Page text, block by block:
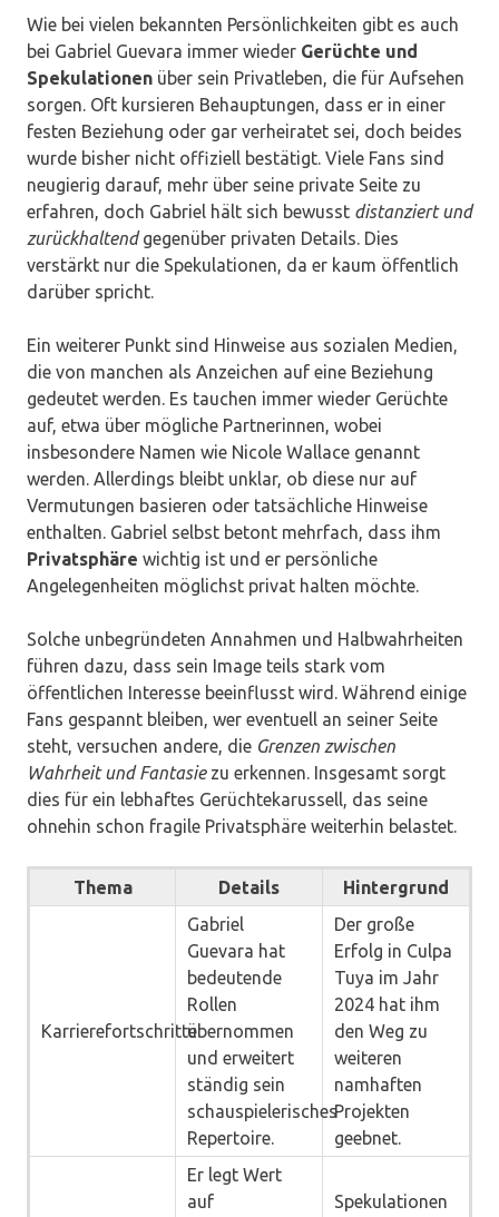
Wie bei vielen bekannten Persönlichkeiten gibt es auch
bei Gabriel Guevara immer wieder Gerüchte und
Spekulationen über sein Privatleben, die für Aufsehen
sorgen. Oft kursieren Behauptungen, dass er in einer
festen Beziehung oder gar verheiratet sei, doch beides
wurde bisher nicht offiziell bestätigt. Viele Fans sind
neugierig darauf, mehr über seine private Seite zu
erfahren, doch Gabriel hält sich bewusst distanziert und
zurückhaltendgegenüber privaten Details. Dies
verstärkt nur die Spekulationen, da er kaum öffentlich
darüber spricht.
Ein weiterer Punkt sind Hinweise aus sozialen Medien,
die von manchen als Anzeichen auf eine Beziehung
gedeutet werden. Es tauchen immer wieder Gerüchte
auf, etwa über mögliche Partnerinnen, wobei
insbesondere Namen wie Nicole Wallace genannt
werden. Allerdings bleibt unklar, ob diese nur auf
Vermutungen basieren oder tatsächliche Hinweise
enthalten. Gabriel selbst betont mehrfach, dass ihm
Privatsphäre wichtig ist und er persönliche
Angelegenheiten möglichst privat halten möchte.
Solche unbegründeten Annahmen und Halbwahrheiten
führen dazu, dass sein Image teils stark vom
öffentlichen Interesse beeinflusst wird. Während einige
Fans gespannt bleiben, wer eventuell an seiner Seite
steht, versuchen andere, die Grenzen zwischen
Wahrheit und Fantasiezu erkennen. Insgesamt sorgt
dies für ein lebhaftes Gerüchtekarussell, das seine
ohnehin schon fragile Privatsphäre weiterhin belastet.
Thema Details Hintergrund
Karrierefortschritte
Gabriel
Guevara hat
bedeutende
Rollen
übernommen
und erweitert
ständig sein
schauspielerisches
Repertoire.
Der große
Erfolg in Culpa
Tuya im Jahr
2024 hat ihm
den Weg zu
weiteren
namhaften
Projekten
geebnet.
Er legt Wert
auf
Spekulationen